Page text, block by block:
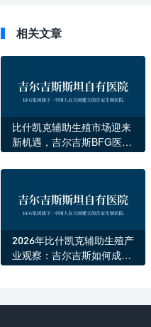
相关文章
比什凯克辅助生殖市场迎来
新机遇，吉尔吉斯BFG医院
2026年比什凯克辅助生殖产
业观察：吉尔吉斯如何成为